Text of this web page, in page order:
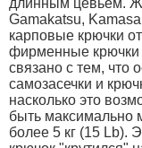
длинным цевьем.
Gamakatsu,
карповые крючки
фирменные крючки
связано с тем, что
самозасечки и
насколько это
быть максимально
более 5 кг (15 Lb).